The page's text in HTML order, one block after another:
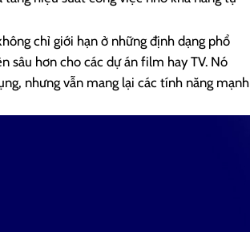
chỉ giới hạn ở những định dạng phổ
sâu hơn cho các dự án film hay TV. Nó
nhưng vẫn mang lại các tính năng mạnh